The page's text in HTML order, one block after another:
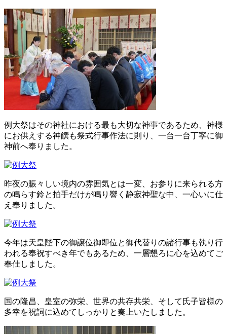
例大祭はその神社における最も大切な神事であるため、神様
にお供えする神饌も祭式行事作法に則り、一台一台丁寧に御
神前へ奉りました。
昨夜の賑々しい境内の雰囲気とは一変、お参りに来られる方
の鳴らす鈴と拍手だけが鳴り響く静寂神聖な中、一心いに仕
え奉りました。
今年は天皇陛下の御譲位御即位と御代替りの諸行事も執り行
われる奉祝すべき年でもあるため、一層懇ろに心を込めてご
奉仕しました。
国の隆昌、皇室の弥栄、世界の共存共栄、そして氏子皆様の
多幸を祝詞に込めてしっかりと奏上いたしました。